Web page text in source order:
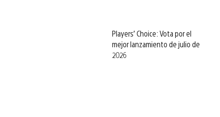
Players’ Choice: Vota por el
mejor lanzamiento de julio de
2026